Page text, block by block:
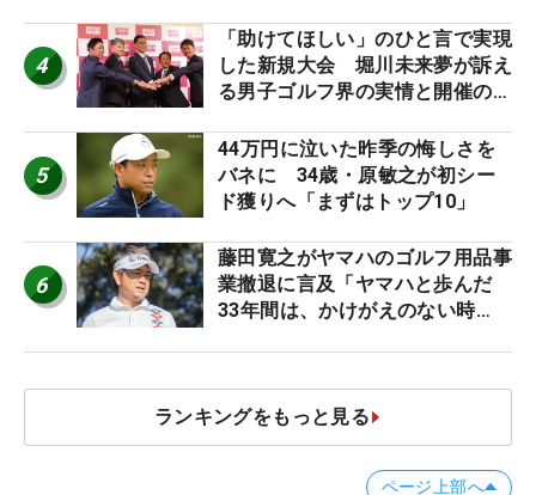
4
「助けてほしい」のひと言で実現
した新規大会 堀川未来夢が訴え
る男子ゴルフ界の実情と開催の舞
5
44万円に泣いた昨季の悔しさを
バネに 34歳・原敏之が初シー
ド獲りへ「まずはトップ10」
6
藤田寛之がヤマハのゴルフ用品事
業撤退に言及「ヤマハと歩んだ
33年間は、かけがえのない時
ランキングをもっと見る
ページ上部へ